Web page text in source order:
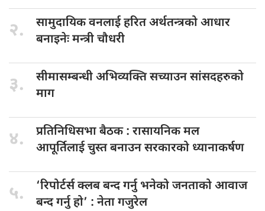
२. सामुदायिक वनलाईहरित अर्थतन्त्रको आधार
बनाइनेः मन्त्री चौधरी
३. सीमासम्बन्धी अभिव्यक्तिसच्याउन सांसदहरुको
माग
४. प्रतिनिधिसभा बैठक: रासायनिक मल
आपूर्तिलाई चुस्त बनाउन सरकारको ध्यानाकर्षण
५. ‘रिपोर्टर्स क्लबबन्द गर्नु भनेको जनताको आवाज
बन्द गर्नु हो’ : नेता गजुरेल